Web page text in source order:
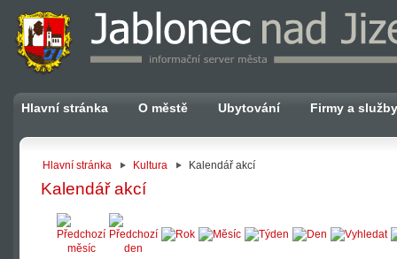
Hlavní stránka O městě Ubytování Firmy a služby
Hlavní stránka Kultura Kalendář akcí
Kalendář akcí